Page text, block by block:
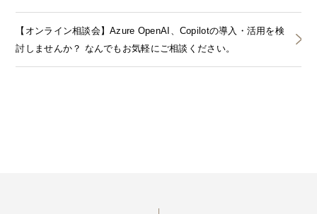
【オンライン相談会】Azure OpenAI、Copilotの導入・活用を検
討しませんか？ なんでもお気軽にご相談ください。